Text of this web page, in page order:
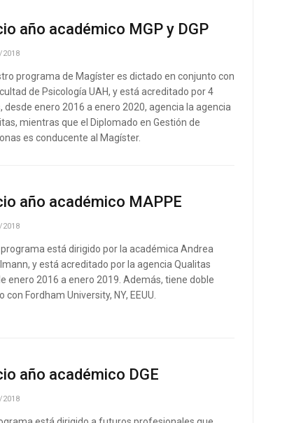
año académico MGP y DGP
2018
programa de Magíster es dictado en conjunto con
de Psicología UAH, y está acreditado por 4
desde enero 2016 a enero 2020, agencia la agencia
mientras que el Diplomado en Gestión de
es conducente al Magíster.
año académico MAPPE
2018
programa está dirigido por la académica Andrea
y está acreditado por la agencia Qualitas
enero 2016 a enero 2019. Además, tiene doble
con Fordham University, NY, EEUU.
año académico DGE
2018